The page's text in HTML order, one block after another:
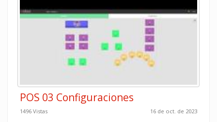
POS 03 Configuraciones
1496 Vistas 16 de oct. de 2023